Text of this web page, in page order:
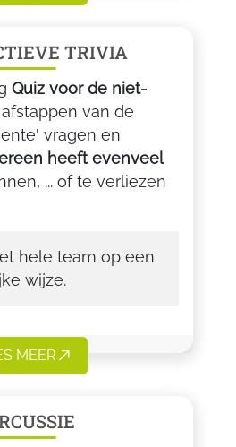
TRIVIA
Quiz voor de niet-
van de
vragen en
heeft evenveel
... of te verliezen
hele team op een
wijze.
MEER